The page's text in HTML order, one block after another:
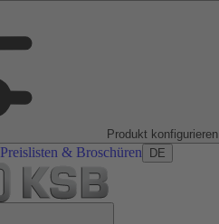
Produkt konfigurieren
Preislisten & Broschüren DE